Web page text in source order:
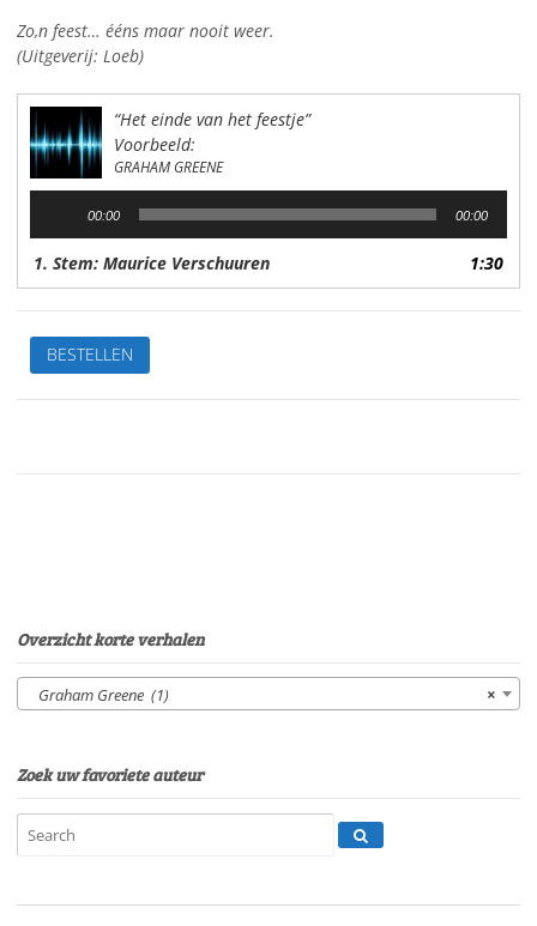
Zo,n feest… ééns maar nooit weer.
(Uitgeverij: Loeb)
“Het einde van het feestje”
Voorbeeld:
GRAHAM GREENE
00:00 00:00
1. Stem: Maurice Verschuuren 1:30
Het
einde
vanhet
GreeneStem:
BESTELLEN
Overzicht korte verhalen
×
Graham Greene (1)
Zoek uw favoriete auteur